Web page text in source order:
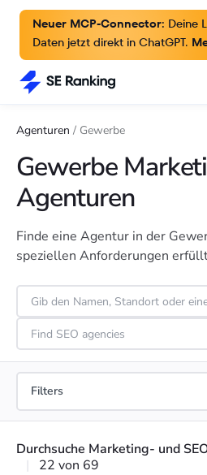
Neuer MCP-Connector: Deine
Daten jetzt direkt in ChatGPT.
Agenturen / Gewerbe
Gewerbe
Agenturen
Finde eine Agentur in der
speziellen Anforderungen
Durchsuche Marketing- und
22 von 69
Filters